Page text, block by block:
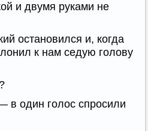
и двумя руками не
остановился и, когда
к нам седую голову
в один голос спросили